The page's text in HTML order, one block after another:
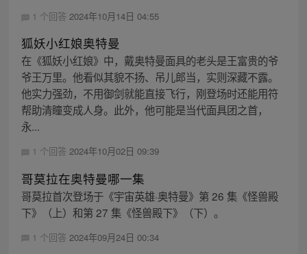
1 个回答 2024年10月14日 04:55
狐妖小红娘奥特曼
在《狐妖小红娘》中，戴奥特曼面具的老头是王富贵的爷
爷王万里。他看似其貌不扬、吊儿郎当，实则深藏不露。
他实力强劲，不用御剑就能直接飞行，刚登场时还能用符
帮助清瞳变成人身。此外，他可能是当代面具团之首，
永...
1 个回答 2024年10月02日 09:39
哥莫拉在奥特曼哪一集
哥莫拉首次登场于《宇宙英雄·奥特曼》第 26 集《怪兽殿
下》（上）和第 27 集《怪兽殿下》（下）。
1 个回答 2024年09月24日 00:34